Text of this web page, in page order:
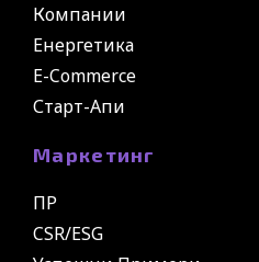
Компании
Енергетика
E-Commerce
Старт-Апи
Маркетинг
ПР
CSR/ESG